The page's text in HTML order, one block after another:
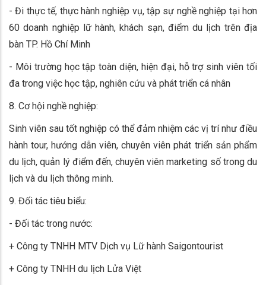
- Đi thực tế, thực hành nghiệp vụ, tập sự nghề nghiệp tại hơn
60 doanh nghiệp lữ hành, khách sạn, điểm du lịch trên địa
bàn TP. Hồ Chí Minh
- Môi trường học tập toàn diện, hiện đại, hỗ trợ sinh viên tối
đa trong việc học tập, nghiên cứu và phát triển cá nhân
8. Cơ hội nghề nghiệp:
Sinh viên sau tốt nghiệp có thể đảm nhiệm các vị trí như điều
hành tour, hướng dẫn viên, chuyên viên phát triển sản phẩm
du lịch, quản lý điểm đến, chuyên viên marketing số trong du
lịch và du lịch thông minh.
9. Đối tác tiêu biểu:
- Đối tác trong nước:
+ Công ty TNHH MTV Dịch vụ Lữ hành Saigontourist
+ Công ty TNHH du lịch Lửa Việt